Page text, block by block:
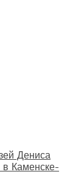
Дениса
в Каменске-